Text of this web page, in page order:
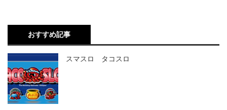
おすすめ記事
スマスロ タコスロ